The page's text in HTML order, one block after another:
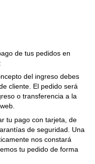
de tus pedidos en
del ingreso debes
cliente. El pedido será
o transferencia a la
tu pago con tarjeta, de
de seguridad. Una
nos constará
tu pedido de forma